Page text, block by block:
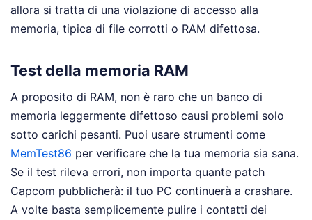
allora si tratta di una violazione di accesso alla
memoria, tipica di file corrotti o RAM difettosa.
Test della memoria RAM
A proposito di RAM, non è raro che un banco di
memoria leggermente difettoso causi problemi solo
sotto carichi pesanti. Puoi usare strumenti come
MemTest86 per verificare che la tua memoria sia sana.
Se il test rileva errori, non importa quante patch
Capcom pubblicherà: il tuo PC continuerà a crashare.
A volte basta semplicemente pulire i contatti dei